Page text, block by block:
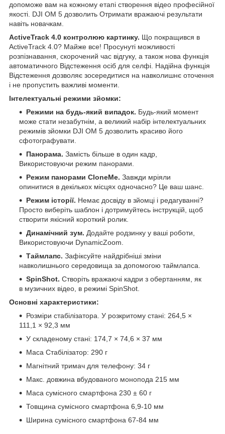
допоможе вам на кожному етапі створення відео професійної
якості. DJI OM 5 дозволить Отримати вражаючі результати
навіть новачкам.
ActiveTrack 4.0 контролюю картинку. Що покращився в
ActiveTrack 4.0? Майже все! Просунуті можливості
розпізнавання, скорочений час відгуку, а також нова функція
автоматичного Відстеження осіб для селфі. Надійна функція
Відстеження дозволяє зосередитися на навколишнє оточення
і не пропустить важливі моменти.
Інтелектуальні режими зйомки:
Режими на будь-який випадок. Будь-який момент
може стати незабутнім, а великий набір інтелектуальних
режимів зйомки DJI OM 5 дозволить красиво його
сфотографувати.
Панорама. Замість більше в один кадр,
Використовуючи режим панорами.
Режим панорами CloneMe. Завжди мріяли
опинитися в декількох місцях одночасно? Це ваш шанс.
Режим історії. Немає досвіду в зйомці і редагуванні?
Просто виберіть шаблон і дотримуйтесь інструкцій, щоб
створити якісний короткий ролик.
Динамічний зум. Додайте родзинку у ваші роботи,
Використовуючи DynamicZoom.
Таймлапс. Зафіксуйте найдрібніші зміни
навколишнього середовища за допомогою таймлапса.
SpinShot. Створіть вражаючі кадри з обертанням, як
в музичних відео, в режимі SpinShot.
Основні характеристики:
Розміри стабілізатора. У розкритому стані: 264,5 ×
111,1 × 92,3 мм
У складеному стані: 174,7 × 74,6 × 37 мм
Маса Стабілізатор: 290 г
Магнітний тримач для телефону: 34 г
Макс. довжина вбудованого монопода 215 мм
Маса сумісного смартфона 230 ± 60 г
Товщина сумісного смартфона 6,9-10 мм
Ширина сумісного смартфона 67-84 мм